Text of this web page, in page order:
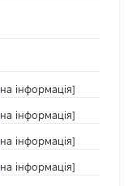
інформація]
інформація]
інформація]
інформація]